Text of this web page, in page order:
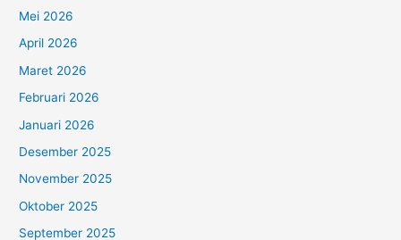
Mei 2026
April 2026
Maret 2026
Februari 2026
Januari 2026
Desember 2025
November 2025
Oktober 2025
September 2025